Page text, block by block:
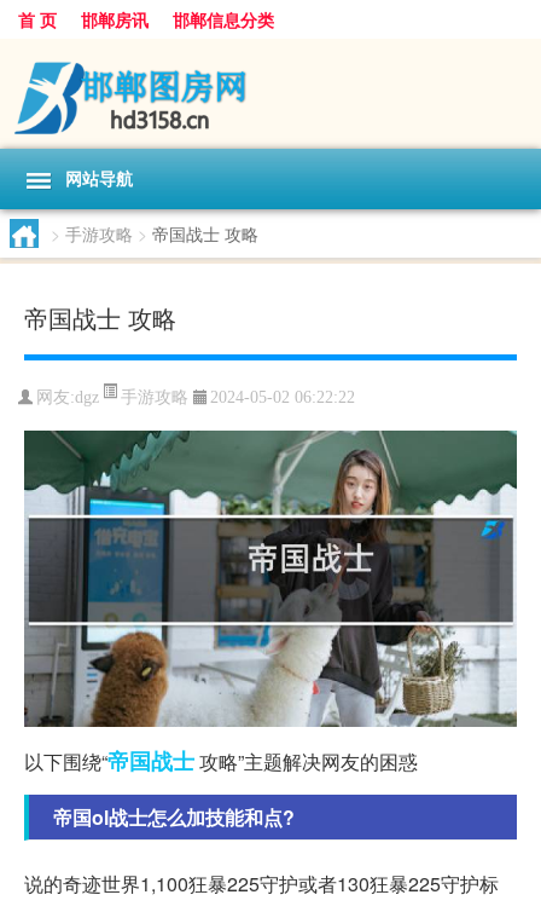
首 页 邯郸房讯 邯郸信息分类
网站导航
> 手游攻略 > 帝国战士 攻略
帝国战士 攻略
网友:dgz 手游攻略 2024-05-02 06:22:22
以下围绕“帝国战士攻略”主题解决网友的困惑
帝国ol战士怎么加技能和点?
说的奇迹世界1,100狂暴225守护或者130狂暴225守护标